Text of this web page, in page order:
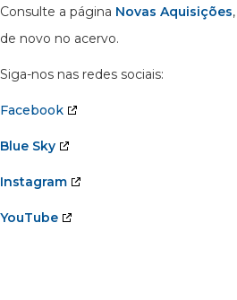
Consulte a página Novas Aquisições
de novo no acervo.
Siga-nos nas redes sociais:
Facebook
Blue Sky
Instagram
YouTube